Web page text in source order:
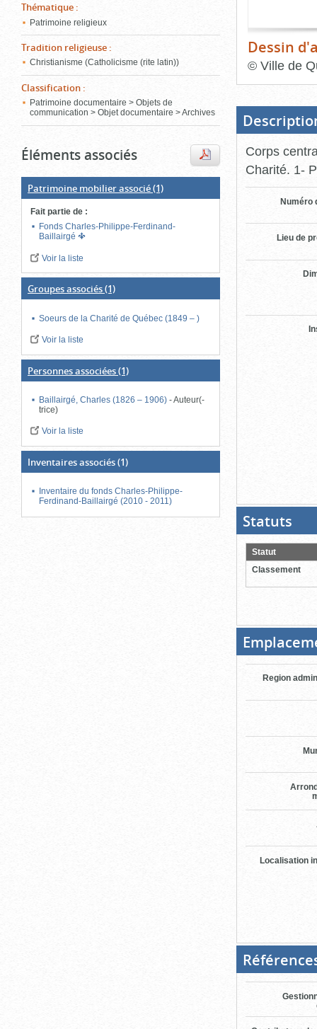
Thématique :
Patrimoine religieux
Tradition religieuse :
Christianisme (Catholicisme (rite latin))
Classification :
Patrimoine documentaire > Objets de
communication > Objet documentaire > Archives
Éléments associés
Patrimoine mobilier associé(1)
Fait partie de :
Fonds Charles-Philippe-Ferdinand-
Baillairgé
Voir la liste
Groupes associés(1)
Soeurs de la Charité de Québec (1849 – )
Voir la liste
Personnes associées(1)
Baillairgé, Charles (1826 – 1906)-Auteur(-
trice)
Voir la liste
Inventaires associés(1)
Inventaire du fonds Charles-Philippe-
Ferdinand-Baillairgé (2010 - 2011)
Dessin
© Ville de
bloc
d'onglets
Corps
Charité. 1-
Numéro
Lieu de
Statuts
pour
Statut
Classement
Region
Localisation